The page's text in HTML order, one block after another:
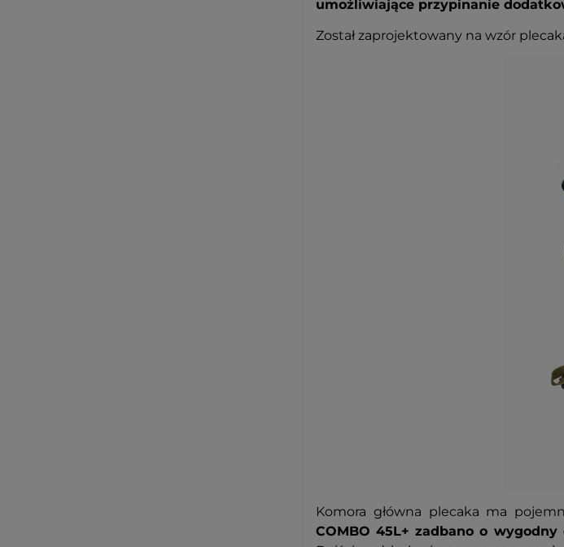
umożliwiające przypinanie
Został zaprojektowany na wzór
Komora główna plecaka ma
COMBO 45L+ zadbano o